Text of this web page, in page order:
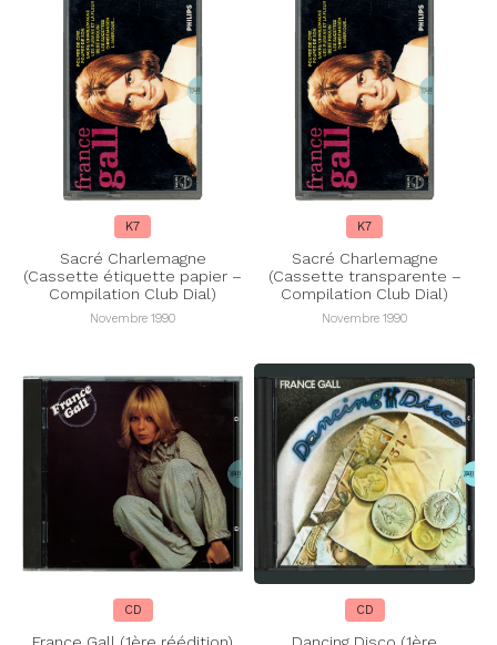
K7
Sacré Charlemagne
(Cassette étiquette papier –
Compilation Club Dial)
Novembre 1990
K7
Sacré Charlemagne
(Cassette transparente –
Compilation Club Dial)
Novembre 1990
CD CD